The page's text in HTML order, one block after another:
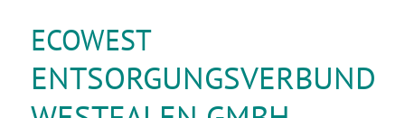
ECOWEST
ENTSORGUNGSVERBUND